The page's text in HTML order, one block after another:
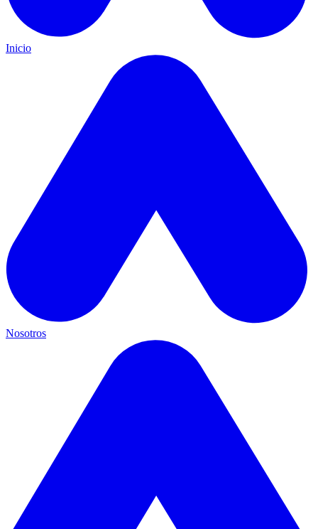
Inicio
Nosotros